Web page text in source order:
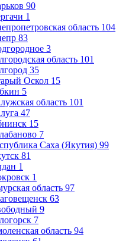
90
1
область 104
83
3
область 101
35
Оскол 15
5
область 101
47
15
7
Саха (Якутия) 99
81
1
1
область 97
63
9
7
область 94